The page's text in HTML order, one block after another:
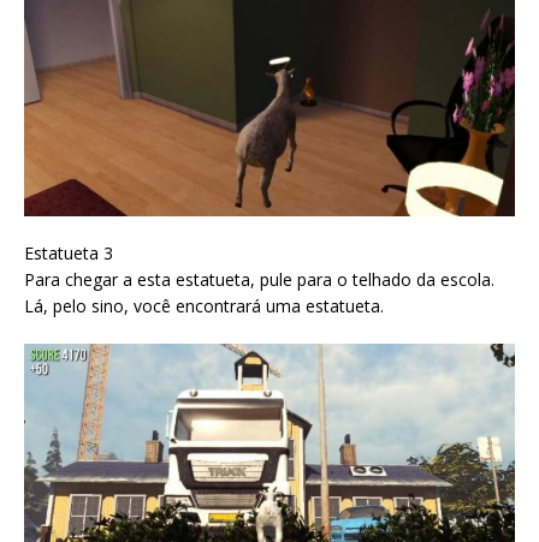
Estatueta 3
Para chegar a esta estatueta, pule para o telhado da escola.
Lá, pelo sino, você encontrará uma estatueta.